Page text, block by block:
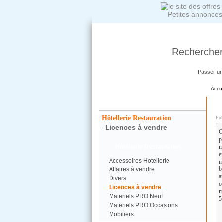
Petites
Passer
Hôtellerie Restauration
- Licences à vendre
Accessoires Hotellerie
Affaires à vendre
Divers
Licences à vendre
Materiels PRO Neuf
Materiels PRO Occasions
Mobiliers